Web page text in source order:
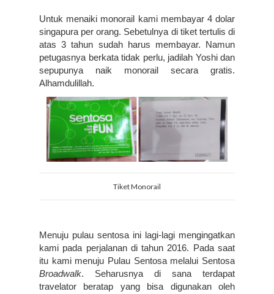
Untuk menaiki monorail kami membayar 4 dolar
singapura per orang. Sebetulnya di tiket tertulis di
atas 3 tahun sudah harus membayar. Namun
petugasnya berkata tidak perlu, jadilah Yoshi dan
sepupunya naik monorail secara gratis.
Alhamdulillah.
Tiket Monorail
Menuju pulau sentosa ini lagi-lagi mengingatkan
kami pada perjalanan di tahun 2016. Pada saat
Broadwalk. Seharusnya di sana terdapat
travelator beratap yang bisa digunakan oleh